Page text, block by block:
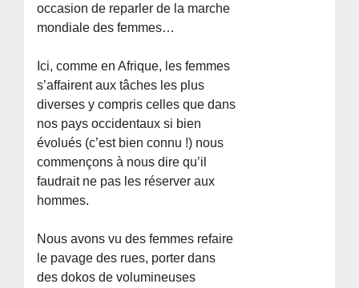
occasion de reparler de la marche
mondiale des femmes…
Ici, comme en Afrique, les femmes
s’affairent aux tâches les plus
diverses y compris celles que dans
nos pays occidentaux si bien
évolués (c’est bien connu !) nous
commençons à nous dire qu’il
faudrait ne pas les réserver aux
hommes.
Nous avons vu des femmes refaire
le pavage des rues, porter dans
des dokos de volumineuses